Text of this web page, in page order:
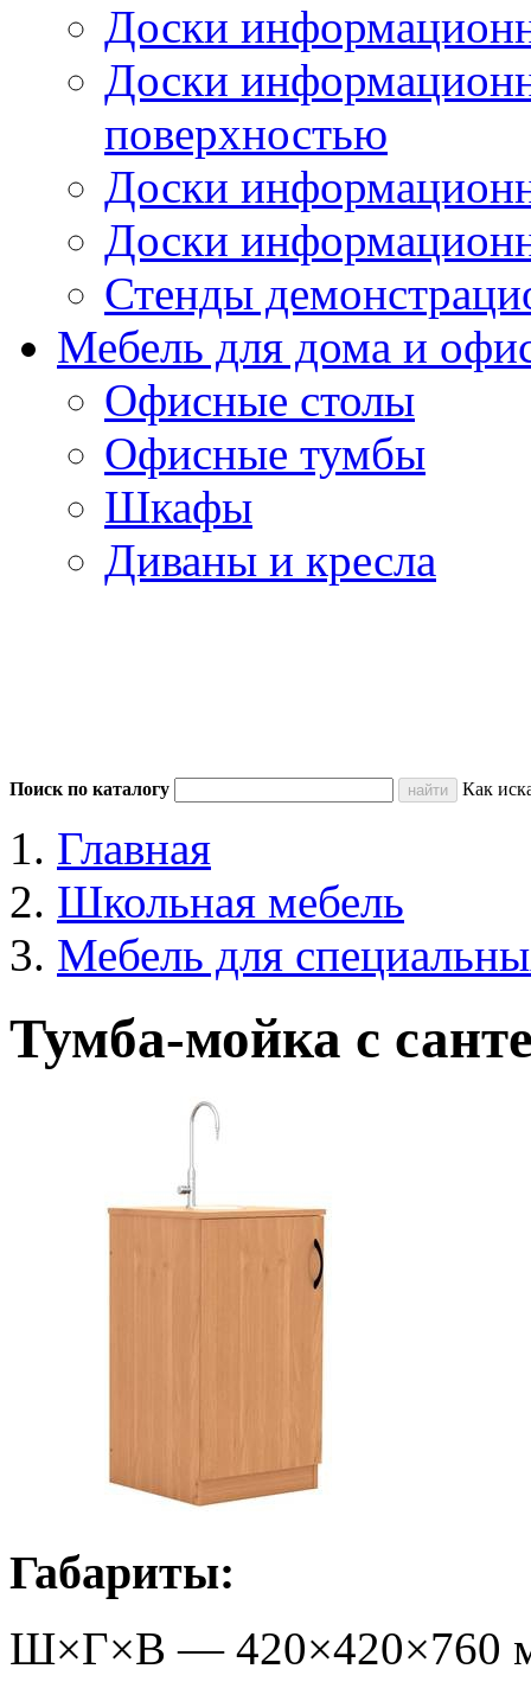
Доски
Доски
поверхностью
Доски
Доски
Стенды
Мебель для дома и
Офисные столы
Офисные тумбы
Шкафы
Диваны и кресла
Поиск по каталогу Как
Главная
Школьная мебель
Мебель для
Тумба-мойка с
Габариты:
Ш×Г×В — 420×420×760